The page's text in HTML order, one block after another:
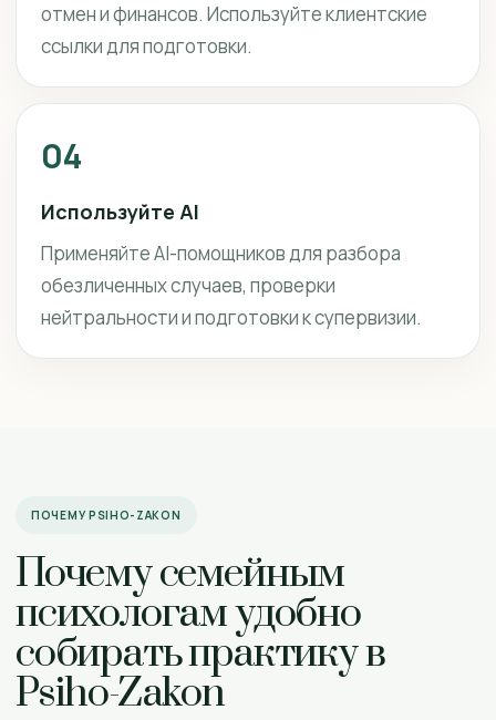
отмен и финансов. Используйте клиентские
ссылки для подготовки.
04
Используйте AI
Применяйте AI-помощников для разбора
обезличенных случаев, проверки
нейтральности и подготовки к супервизии.
ПОЧЕМУ PSIHO-ZAKON
Почему семейным
психологам удобно
собирать практику в
Psiho-Zakon